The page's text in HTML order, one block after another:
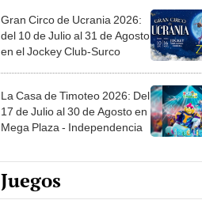
Gran Circo de Ucrania 2026:
del 10 de Julio al 31 de Agosto
en el Jockey Club-Surco
La Casa de Timoteo 2026: Del
17 de Julio al 30 de Agosto en
Mega Plaza - Independencia
Juegos